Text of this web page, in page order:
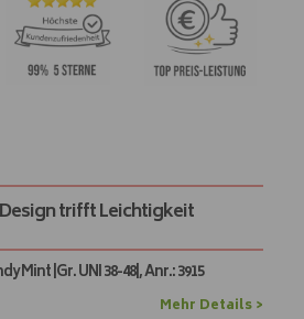
Design trifft Leichtigkeit
Mint |Gr. UNI 38-48|, Anr.: 3915
Mehr Details >